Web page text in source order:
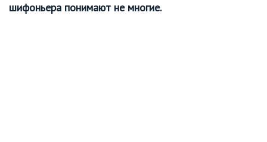
шифоньера понимают не многие.